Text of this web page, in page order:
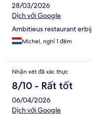
28/03/2026
Dịch với Google
Ambitieus restaurant erbij
Michel, nghỉ 1 đêm
Nhận xét đã xác thực
8/10 - Rất tốt
06/04/2026
Dịch với Google